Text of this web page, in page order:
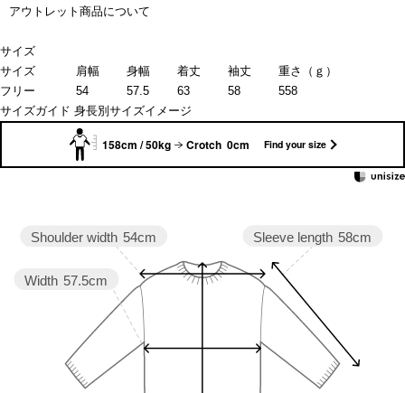
アウトレット商品について
サイズ
サイズ
肩幅 身幅 着丈 袖丈
重さ（ｇ）
フリー
54 57.5 63 58
558
サイズガイド 身長別サイズイメージ
158cm / 50kg Crotch 0cm Find your size
Sleeve length 58cm
Width 57.5cm
Shoulder width 54cm